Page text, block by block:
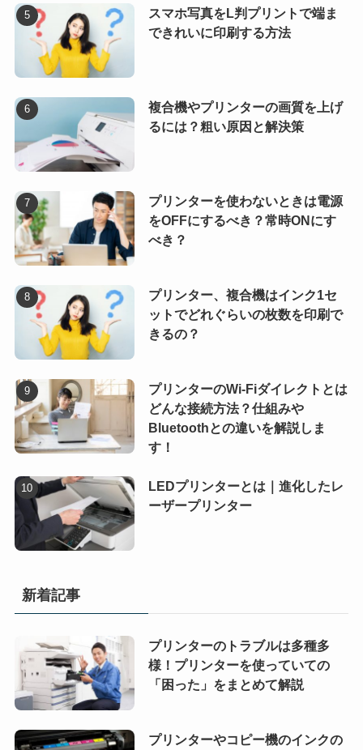
スマホ写真をL判プリントで端ま
できれいに印刷する方法
複合機やプリンターの画質を上げ
るには？粗い原因と解決策
プリンターを使わないときは電源
をOFFにするべき？常時ONにす
べき？
プリンター、複合機はインク1セ
ットでどれぐらいの枚数を印刷で
きるの？
プリンターのWi-Fiダイレクトとは
どんな接続方法？仕組みや
Bluetoothとの違いを解説しま
す！
LEDプリンターとは｜進化したレ
ーザープリンター
新着記事
プリンターのトラブルは多種多
様！プリンターを使っていての
「困った」をまとめて解説
プリンターやコピー機のインクの